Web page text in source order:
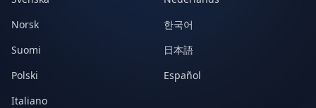
Norsk
한국어
Suomi
日本語
Polski
Español
Italiano